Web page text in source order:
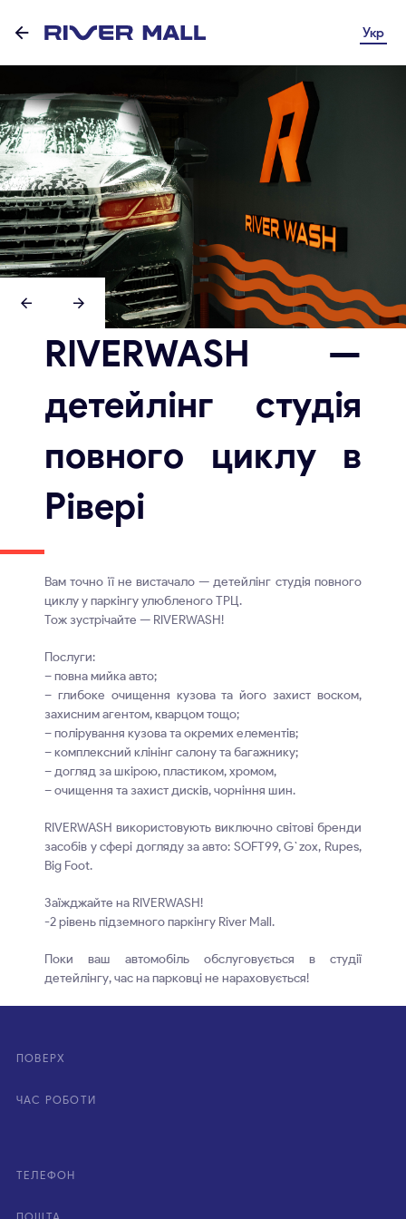
Укр
RIVERWASH —
детейлінг студія
повного циклу в
Рівері
Вам точно її не вистачало — детейлінг студія повного
циклу у паркінгу улюбленого ТРЦ.
Тож зустрічайте — RIVERWASH!
Послуги:
– повна мийка авто;
– глибоке очищення кузова та його захист воском,
захисним агентом, кварцом тощо;
– полірування кузова та окремих елементів;
– комплексний клінінг салону та багажнику;
– догляд за шкірою, пластиком, хромом,
– очищення та захист дисків, чорніння шин.
RIVERWASH використовують виключно світові бренди
засобів у сфері догляду за авто: SOFT99, G`zox, Rupes,
Big Foot.
Заїжджайте на RIVERWASH!
-2 рівень підземного паркінгу River Mall.
Поки ваш автомобіль обслуговується в студії
детейлінгу, час на парковці не нараховується!
ПОВЕРХ
ЧАС РОБОТИ
ТЕЛЕФОН